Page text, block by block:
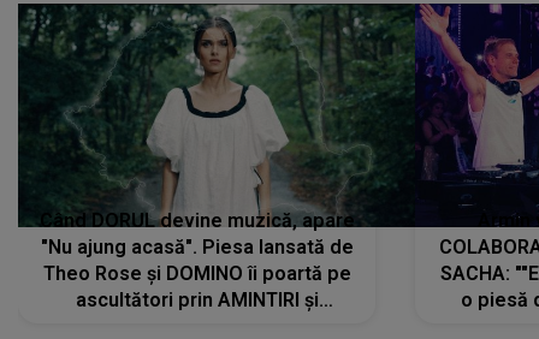
Când DORUL devine muzică, apare
"Nu ajung acasă". Piesa lansată de
Theo Rose și DOMINO îi poartă pe
ascultători prin AMINTIRI și
SACHA:
o piesă